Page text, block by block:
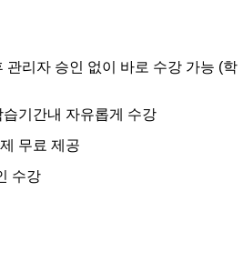
관리자 승인 없이 바로 수강 가능 (학
기간내 자유롭게 수강
무료 제공
수강